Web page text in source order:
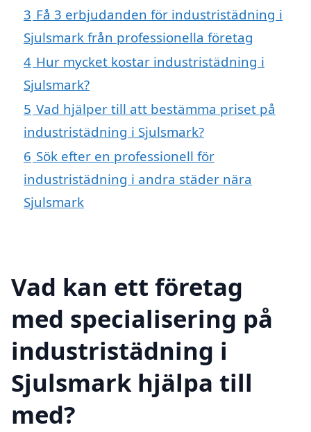
3 Få 3 erbjudanden för industristädning i
Sjulsmark från professionella företag
4 Hur mycket kostar industristädning i
Sjulsmark?
5 Vad hjälper till att bestämma priset på
industristädning i Sjulsmark?
6 Sök efter en professionell för
industristädning i andra städer nära
Sjulsmark
Vad kan ett företag
med specialisering på
industristädning i
Sjulsmark hjälpa till
med?